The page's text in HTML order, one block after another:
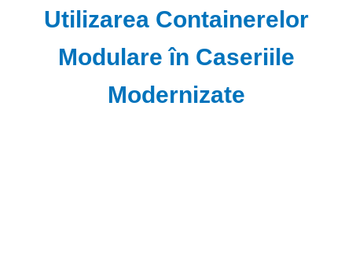
Utilizarea Containerelor
Modulare în Caseriile
Modernizate